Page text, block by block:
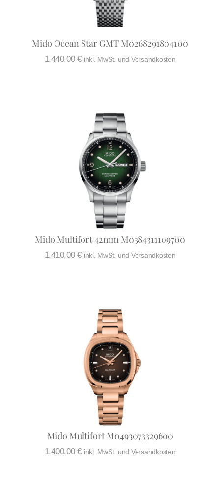
Mido Ocean Star GMT M0268291804100
1.440,00€ inkl. MwSt. und Versandkosten
Mido Multifort 42mm M0384311109700
1.410,00€ inkl. MwSt. und Versandkosten
Mido Multifort M0493073329600
1.400,00€ inkl. MwSt. und Versandkosten